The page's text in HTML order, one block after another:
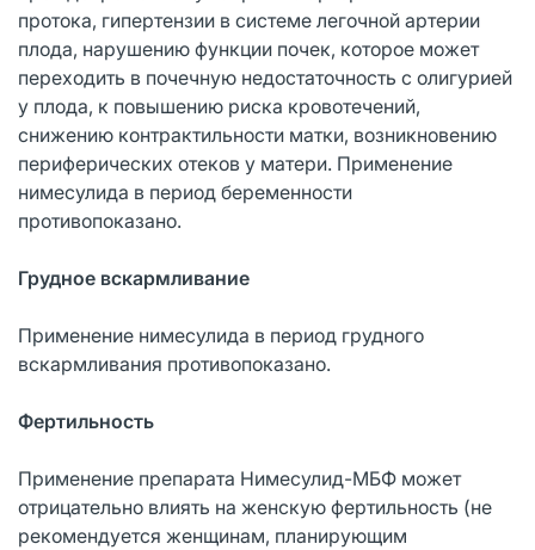
протока, гипертензии в системе легочной артерии
плода, нарушению функции почек, которое может
переходить в почечную недостаточность с олигурией
у плода, к повышению риска кровотечений,
снижению контрактильности матки, возникновению
периферических отеков у матери. Применение
нимесулида в период беременности
противопоказано.
Грудное вскармливание
Применение нимесулида в период грудного
вскармливания противопоказано.
Фертильность
Применение препарата Нимесулид-МБФ может
отрицательно влиять на женскую фертильность (не
рекомендуется женщинам, планирующим